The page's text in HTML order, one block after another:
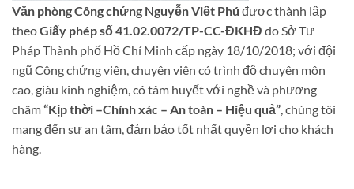
Văn phòng Công chứng Nguyễn Viết Phú được thành lập
theoGiấy phép số 41.02.0072/TP-CC-ĐKHĐ do Sở Tư
Pháp Thành phố Hồ Chí Minh cấp ngày 18/10/2018; với đội
ngũ Công chứng viên, chuyên viên có trình độ chuyên môn
cao, giàu kinh nghiệm, có tâm huyết với nghề và phương
châm“Kịp thời –Chính xác – An toàn – Hiệu quả”, chúng tôi
mang đến sự an tâm, đảm bảo tốt nhất quyền lợi cho khách
hàng.